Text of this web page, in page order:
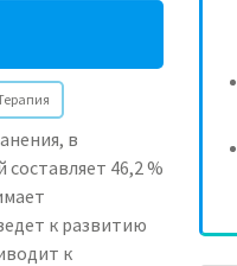
в
46,2 %
к развитию
к